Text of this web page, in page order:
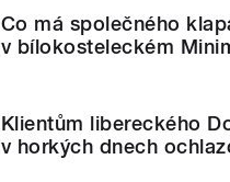
Co má společného
v bílokosteleckém
Klientům libereckého
v horkých dnech